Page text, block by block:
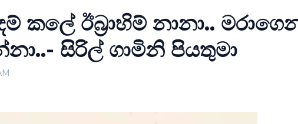
කලේ ඊබ‍්‍රාහිම් නානා..
සිරිල් ගාමිනි පියතුමා